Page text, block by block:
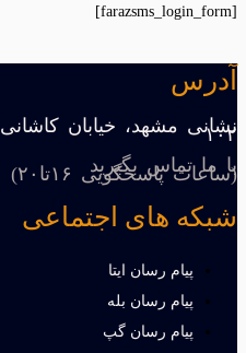
ورود
/
ثبت‌نام
[farazsms_login_form]
آدرس
۱۰۲
با ما تماس بگیرید
(ساعات پاسخگویی ۱۶تا۲۰)
شبکه های اجتماعی
پیام رسان ایتا
پیام رسان بله
پیام رسان گپ